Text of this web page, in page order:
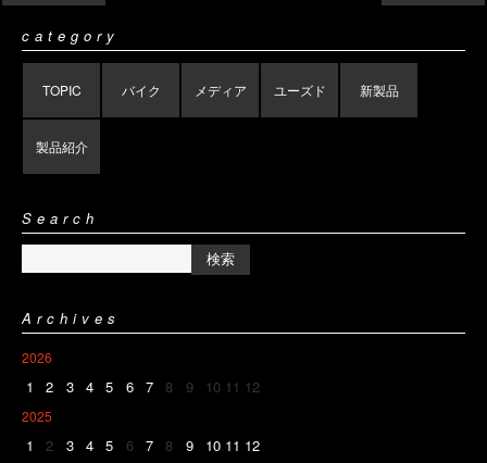
category
TOPIC バイク メディア ユーズド 新製品
製品紹介
Search
Archives
2026
1 2 3 4 5 6 7 8 9 10 11 12
2025
1 2 3 4 5 6 7 8 9 10 11 12